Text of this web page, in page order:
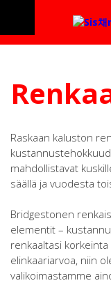
Raskaan kaluston
mahdollistavat
säällä ja vuodesta
Bridgestonen
elementit –
renkaaltasi
elinkaariarvoa, niin
valikoimastamme